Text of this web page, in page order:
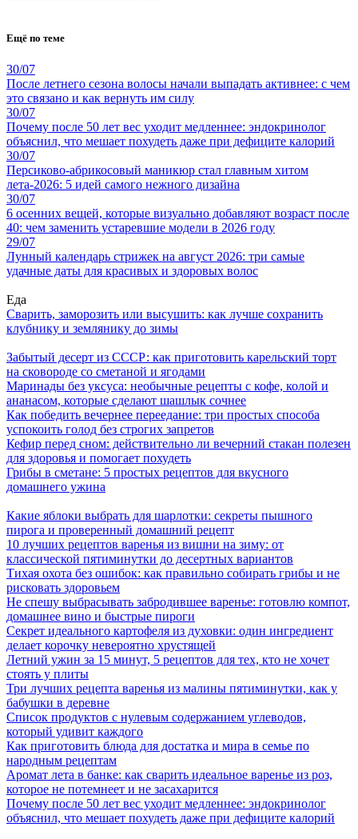
Ещё по теме
30/07
После летнего сезона волосы начали выпадать активнее: с чем
это связано и как вернуть им силу
30/07
Почему после 50 лет вес уходит медленнее: эндокринолог
объяснил, что мешает похудеть даже при дефиците калорий
30/07
Персиково-абрикосовый маникюр стал главным хитом
лета-2026: 5 идей самого нежного дизайна
30/07
6 осенних вещей, которые визуально добавляют возраст после
40: чем заменить устаревшие модели в 2026 году
29/07
Лунный календарь стрижек на август 2026: три самые
удачные даты для красивых и здоровых волос
Еда
Сварить, заморозить или высушить: как лучше сохранить
клубнику и землянику до зимы
Забытый десерт из СССР: как приготовить карельский торт
на сковороде со сметаной и ягодами
Маринады без уксуса: необычные рецепты с кофе, колой и
ананасом, которые сделают шашлык сочнее
Как победить вечернее переедание: три простых способа
успокоить голод без строгих запретов
Кефир перед сном: действительно ли вечерний стакан полезен
для здоровья и помогает похудеть
Грибы в сметане: 5 простых рецептов для вкусного
домашнего ужина
Какие яблоки выбрать для шарлотки: секреты пышного
пирога и проверенный домашний рецепт
10 лучших рецептов варенья из вишни на зиму: от
классической пятиминутки до десертных вариантов
Тихая охота без ошибок: как правильно собирать грибы и не
рисковать здоровьем
Не спешу выбрасывать забродившее варенье: готовлю компот,
домашнее вино и быстрые пироги
Секрет идеального картофеля из духовки: один ингредиент
делает корочку невероятно хрустящей
Летний ужин за 15 минут, 5 рецептов для тех, кто не хочет
стоять у плиты
Три лучших рецепта варенья из малины пятиминутки, как у
бабушки в деревне
Список продуктов с нулевым содержанием углеводов,
который удивит каждого
Как приготовить блюда для достатка и мира в семье по
народным рецептам
Аромат лета в банке: как сварить идеальное варенье из роз,
которое не потемнеет и не засахарится
Почему после 50 лет вес уходит медленнее: эндокринолог
объяснил, что мешает похудеть даже при дефиците калорий